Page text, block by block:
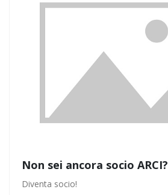
Non sei ancora socio ARCI?
Diventa socio!